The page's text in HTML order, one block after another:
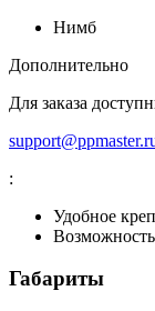
Нимб
Дополнительно
Для заказа
:
Удобное
Габариты